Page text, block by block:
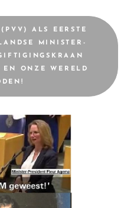
ALS EERSTE
MINISTER-
ONZE WERELD